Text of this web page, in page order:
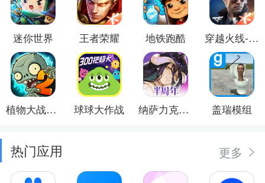
迷你世界 王者荣耀 地铁跑酷 穿越火线-枪战王者
植物大战僵尸2 球球大作战 纳萨力克之王 盖瑞模组
热门应用 更多